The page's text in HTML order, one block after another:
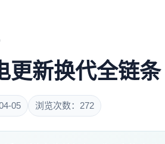
更新换代全链条
05 浏览次数：272